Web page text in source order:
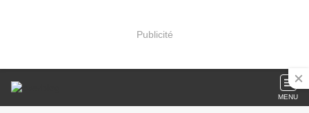
Publicité
MENU